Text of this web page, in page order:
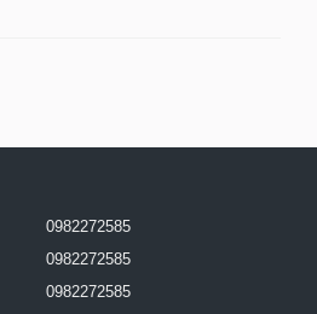
0982272585
0982272585
0982272585